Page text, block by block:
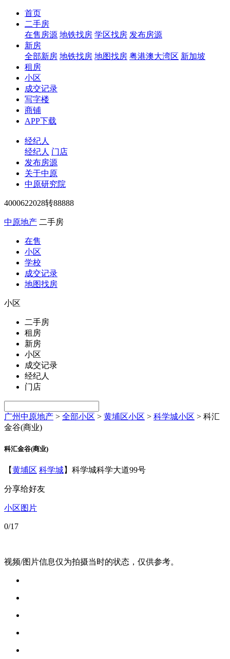
首页
二手房
在售房源 地铁找房 学区找房 发布房源
新房
全部新房 地铁找房 地图找房 粤港澳大湾区 新加坡
租房
小区
成交记录
写字楼
商铺
APP下载
经纪人
经纪人 门店
发布房源
关于中原
中原研究院
4000622028转88888
中原地产 二手房
在售
小区
学校
成交记录
地图找房
小区
二手房
租房
新房
小区
成交记录
经纪人
门店
广州中原地产 > 全部小区 > 黄埔区小区 > 科学城小区 > 科汇
金谷(商业)
科汇金谷(商业)
【黄埔区 科学城】科学城科学大道99号
分享给好友
小区图片
0/17
视频/图片信息仅为拍摄当时的状态，仅供参考。